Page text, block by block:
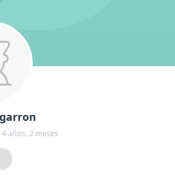
años, 2 meses